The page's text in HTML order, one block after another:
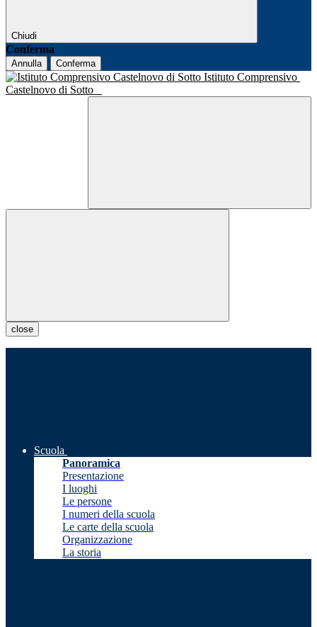
Chiudi
Conferma
Annulla Conferma
Istituto Comprensivo
Castelnovo di Sotto
close
Scuola
Panoramica
Presentazione
I luoghi
Le persone
I numeri della scuola
Le carte della scuola
Organizzazione
La storia